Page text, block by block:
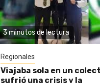
3 minutos de lectura
Regionales
Viajaba sola en un
sufrió una crisis y la